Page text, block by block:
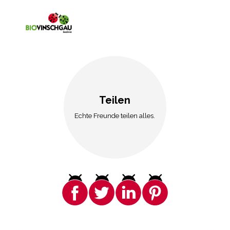
Teilen
Echte Freunde teilen alles.